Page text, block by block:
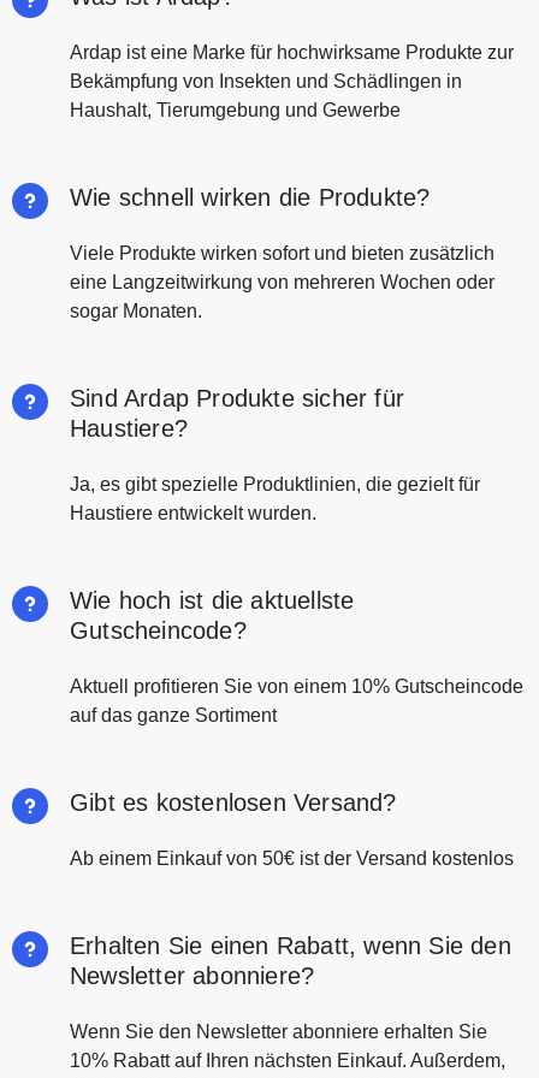
Ardap ist eine Marke für hochwirksame Produkte zur
Bekämpfung von Insekten und Schädlingen in
Haushalt, Tierumgebung und Gewerbe
Wie schnell wirken die Produkte?
Viele Produkte wirken sofort und bieten zusätzlich
eine Langzeitwirkung von mehreren Wochen oder
sogar Monaten.
Sind Ardap Produkte sicher für
Haustiere?
Ja, es gibt spezielle Produktlinien, die gezielt für
Haustiere entwickelt wurden.
Wie hoch ist die aktuellste
Gutscheincode?
Aktuell profitieren Sie von einem 10% Gutscheincode
auf das ganze Sortiment
Gibt es kostenlosen Versand?
Ab einem Einkauf von 50€ ist der Versand kostenlos
Erhalten Sie einen Rabatt, wenn Sie den
Newsletter abonniere?
Wenn Sie den Newsletter abonniere erhalten Sie
10% Rabatt auf Ihren nächsten Einkauf. Außerdem,